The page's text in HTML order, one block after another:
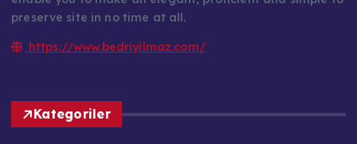
preserve site in no time at all.
https://www.bedriyilmaz.com/
Kategoriler